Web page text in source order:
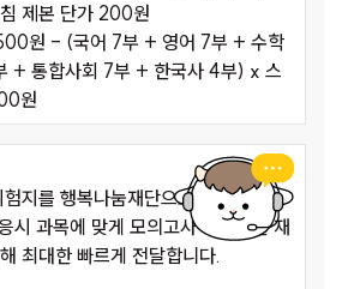
제본 단가 200원
원 - (국어 7부 + 영어 7부 + 수학
+ 통합사회 7부 + 한국사 4부) x 스
원
지를 행복나눔재단으로 1차 수령합
시 과목에 맞게 모의고사 시험지를 재
최대한 빠르게 전달합니다.